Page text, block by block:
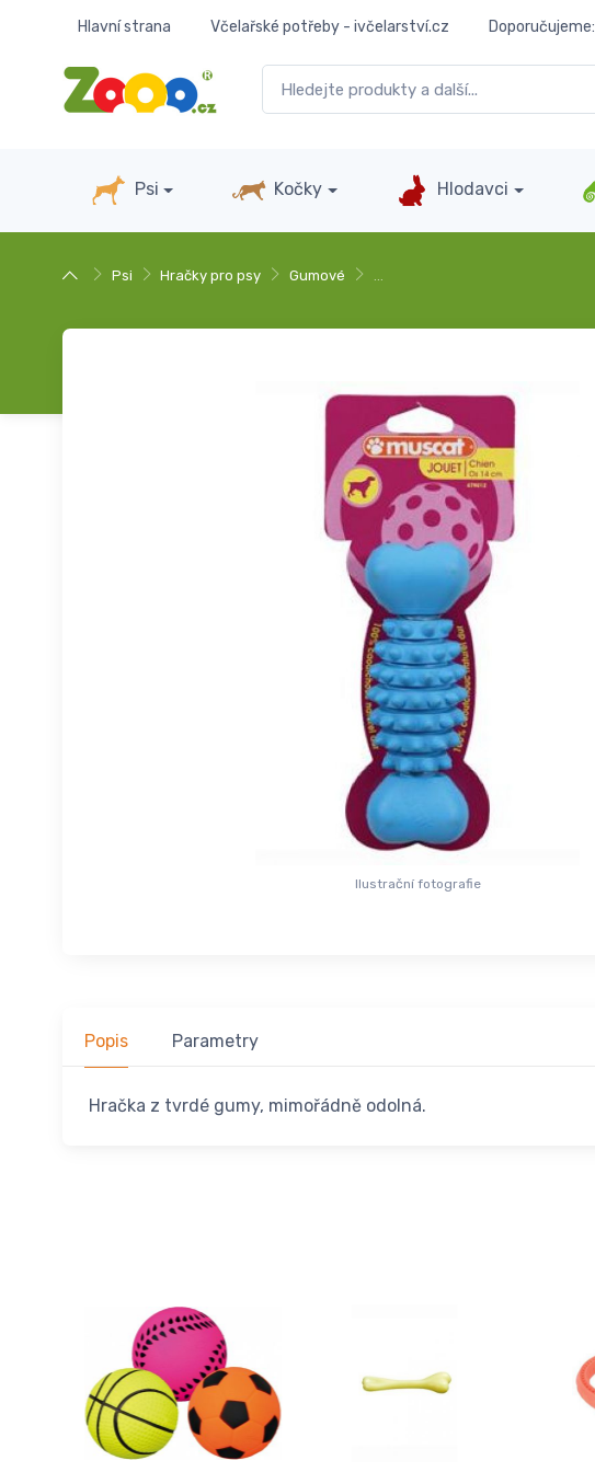
Hlavní strana Včelařské potřeby - ivčelarství.cz Doporučujeme:
Psi Kočky Hlodavci
Psi Hračky pro psy Gumové …
Ilustrační fotografie
Popis Parametry
Hračka z tvrdé gumy, mimořádně odolná.